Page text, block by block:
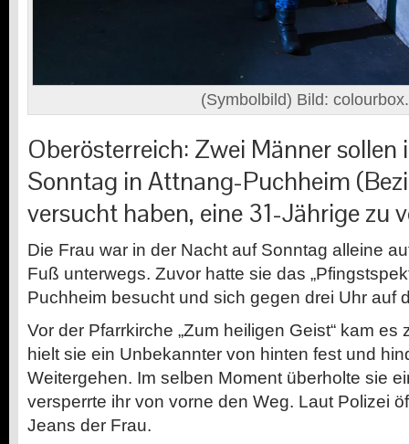
(Symbolbild) Bild:
Oberösterreich: Zwei Männer
Sonntag in Attnang-Puchheim
versucht haben, eine 31-Jährige zu
Die Frau war in der Nacht auf Sonntag alleine
Fuß unterwegs. Zuvor hatte sie das
Puchheim besucht und sich gegen drei Uhr auf
Vor der Pfarrkirche „Zum heiligen Geist“ kam es
hielt sie ein Unbekannter von hinten fest und
Weitergehen. Im selben Moment überholte sie
versperrte ihr von vorne den Weg. Laut Polizei
Jeans der Frau.